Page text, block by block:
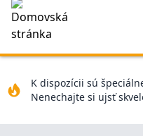
K dispozícii sú
Nenechajte si ujsť